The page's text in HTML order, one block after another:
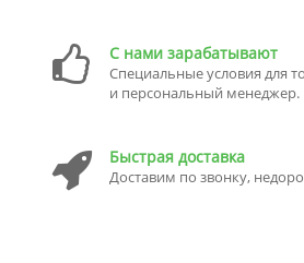
С нами зарабатывают
Специальные условия для
и персональный менеджер.
Быстрая доставка
Доставим по звонку,